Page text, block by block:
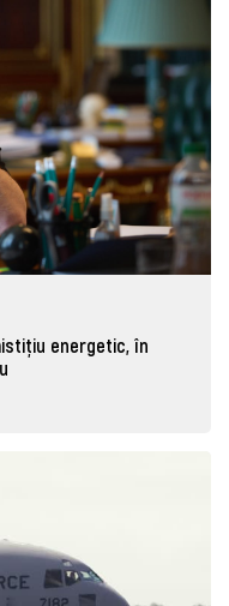
energetic, în